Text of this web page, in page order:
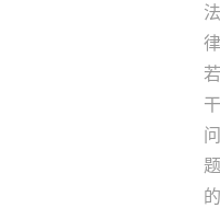
法
律
若
干
问
题
的